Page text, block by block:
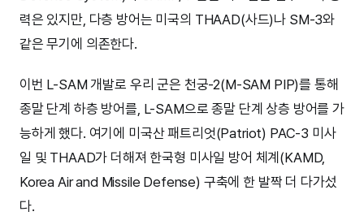
력은 있지만, 다층 방어는 미국의 THAAD(사드)나 SM-3와
같은 무기에 의존한다.
이번 L-SAM 개발로 우리 군은 천궁-2(M-SAM PIP)를 통해
종말 단계 하층 방어를, L-SAM으로 종말 단계 상층 방어를 가
능하게 했다. 여기에 미국산 패트리엇(Patriot) PAC-3 미사
일 및 THAAD가 더해져 한국형 미사일 방어 체계(KAMD,
Korea Air and Missile Defense) 구축에 한 발짝 더 다가섰
다.